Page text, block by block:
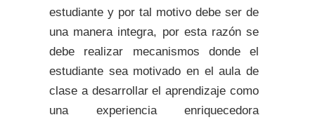
estudiante y por tal motivo debe ser de
una manera integra, por esta razón se
debe realizar mecanismos donde el
estudiante sea motivado en el aula de
clase a desarrollar el aprendizaje como
una experiencia enriquecedora